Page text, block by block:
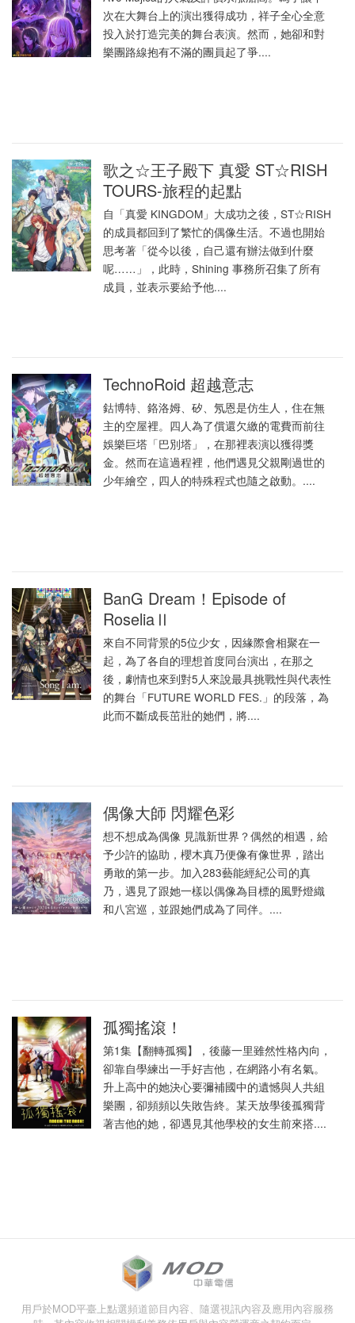
次在大舞台上的演出獲得成功，祥子全心全意
投入於打造完美的舞台表演。然而，她卻和對
樂團路線抱有不滿的團員起了爭....
歌之☆王子殿下 真愛 ST☆RISH
TOURS-旅程的起點
自「真愛 KINGDOM」大成功之後，ST☆RISH
的成員都回到了繁忙的偶像生活。不過也開始
思考著「從今以後，自己還有辦法做到什麼
呢……」，此時，Shining 事務所召集了所有
成員，並表示要給予他....
TechnoRoid 超越意志
鈷博特、鉻洛姆、矽、氖恩是仿生人，住在無
主的空屋裡。四人為了償還欠繳的電費而前往
娛樂巨塔「巴別塔」，在那裡表演以獲得獎
金。然而在這過程裡，他們遇見父親剛過世的
少年繪空，四人的特殊程式也隨之啟動。....
BanG Dream！Episode of
RoseliaⅡ
來自不同背景的5位少女，因緣際會相聚在一
起，為了各自的理想首度同台演出，在那之
後，劇情也來到對5人來說最具挑戰性與代表性
的舞台「FUTURE WORLD FES.」的段落，為
此而不斷成長茁壯的她們，將....
偶像大師 閃耀色彩
想不想成為偶像 見識新世界？偶然的相遇，給
予少許的協助，櫻木真乃便像有像世界，踏出
勇敢的第一步。加入283藝能經紀公司的真
乃，遇見了跟她一樣以偶像為目標的風野燈織
和八宮巡，並跟她們成為了同伴。....
孤獨搖滾！
第1集【翻轉孤獨】，後藤一里雖然性格內向，
卻靠自學練出一手好吉他，在網路小有名氣。
升上高中的她決心要彌補國中的遺憾與人共組
樂團，卻頻頻以失敗告終。某天放學後孤獨背
著吉他的她，卻遇見其他學校的女生前來搭....
用戶於MOD平臺上點選頻道節目內容、隨選視訊內容及應用內容服務